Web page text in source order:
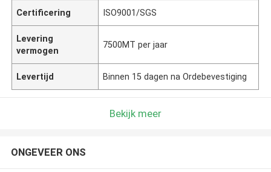
Certificering ISO9001/SGS
Levering
vermogen
7500MT per jaar
Levertijd Binnen 15 dagen na Ordebevestiging
Bekijk meer
ONGEVEER ONS